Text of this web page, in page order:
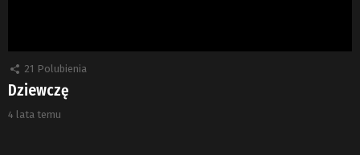
21 Polubienia
Dziewczę
4 lata temu